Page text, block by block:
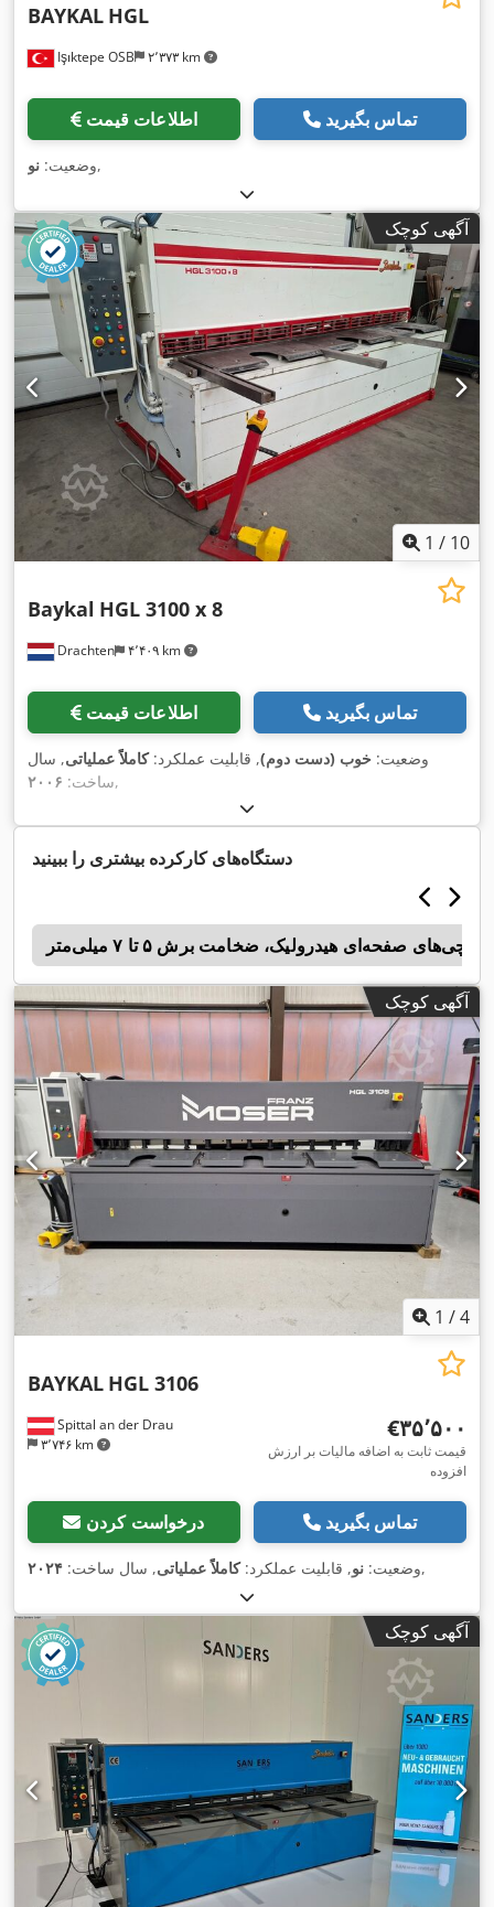
Işıktepe OSB ۲٬۳۷۳ km
BAYKAL HGL
اطلاعات قیمت تماس بگیرید
وضعیت: نو ,
آگهی کوچک
1 / 10
Drachten ۴٬۴۰۹ km
Baykal HGL 3100 x 8
اطلاعات قیمت تماس بگیرید
وضعیت: خوب (دست دوم), قابلیت عملکرد:کاملاً عملیاتی, سال
ساخت: ۲۰۰۶ ,
دستگاه‌های کارکرده بیشتری را ببینید
قیچی‌های صفحه‌ای هیدرولیک، ضخامت برش ۵ تا ۷ میلی‌متر
آگهی کوچک
1 /4
Spittal an der Drau
۳٬۷۴۶ km
BAYKAL HGL 3106
‎€۳۵٬۵۰۰
قیمت ثابت به اضافه مالیات بر ارزش
افزوده
درخواست کردن تماس بگیرید
وضعیت: نو, قابلیت عملکرد:کاملاً عملیاتی, سال ساخت: ۲۰۲۴ ,
آگهی کوچک